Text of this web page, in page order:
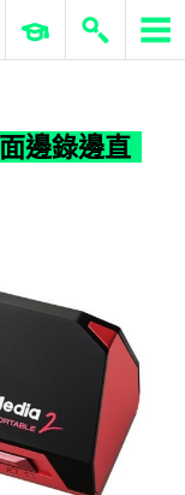
邊錄邊直播
ERP 與商業 AI
邊錄邊直